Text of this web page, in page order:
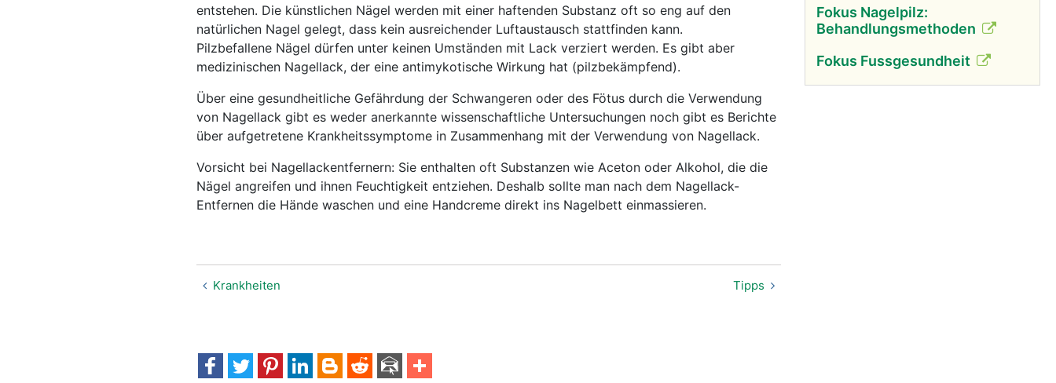
entstehen. Die künstlichen Nägel werden mit einer haftenden Substanz oft so eng auf den
natürlichen Nagel gelegt, dass kein ausreichender Luftaustausch stattfinden kann.
Pilzbefallene Nägel dürfen unter keinen Umständen mit Lack verziert werden. Es gibt aber
medizinischen Nagellack, der eine antimykotische Wirkung hat (pilzbekämpfend).
Über eine gesundheitliche Gefährdung der Schwangeren oder des Fötus durch die Verwendung
von Nagellack gibt es weder anerkannte wissenschaftliche Untersuchungen noch gibt es Berichte
über aufgetretene Krankheitssymptome in Zusammenhang mit der Verwendung von Nagellack.
Vorsicht bei Nagellackentfernern: Sie enthalten oft Substanzen wie Aceton oder Alkohol, die die
Nägel angreifen und ihnen Feuchtigkeit entziehen. Deshalb sollte man nach dem Nagellack-
Entfernen die Hände waschen und eine Handcreme direkt ins Nagelbett einmassieren.
Krankheiten Tipps
Fokus Nagelpilz:
Behandlungsmethoden
Fokus Fussgesundheit